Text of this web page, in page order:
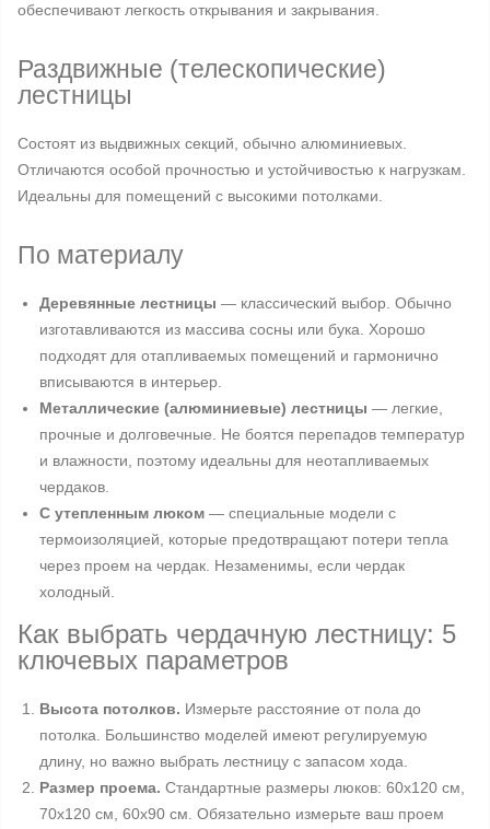
обеспечивают легкость открывания и закрывания.
Раздвижные (телескопические)
лестницы
Состоят из выдвижных секций, обычно алюминиевых.
Отличаются особой прочностью и устойчивостью к нагрузкам.
Идеальны для помещений с высокими потолками.
По материалу
Деревянные лестницы — классический выбор. Обычно
изготавливаются из массива сосны или бука. Хорошо
подходят для отапливаемых помещений и гармонично
вписываются в интерьер.
Металлические (алюминиевые) лестницы — легкие,
прочные и долговечные. Не боятся перепадов температур
и влажности, поэтому идеальны для неотапливаемых
чердаков.
С утепленным люком — специальные модели с
термоизоляцией, которые предотвращают потери тепла
через проем на чердак. Незаменимы, если чердак
холодный.
Как выбрать чердачную лестницу: 5
ключевых параметров
Высота потолков. Измерьте расстояние от пола до
потолка. Большинство моделей имеют регулируемую
длину, но важно выбрать лестницу с запасом хода.
Размер проема. Стандартные размеры люков: 60x120 см,
70x120 см, 60x90 см. Обязательно измерьте ваш проем